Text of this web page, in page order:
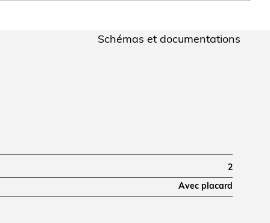
Schémas et documentations
2
Avec placard